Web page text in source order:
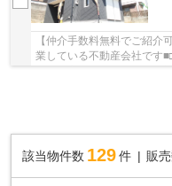
【仲介手数料無料でご紹介
業している不動産会社です
該当物件数 129件 販